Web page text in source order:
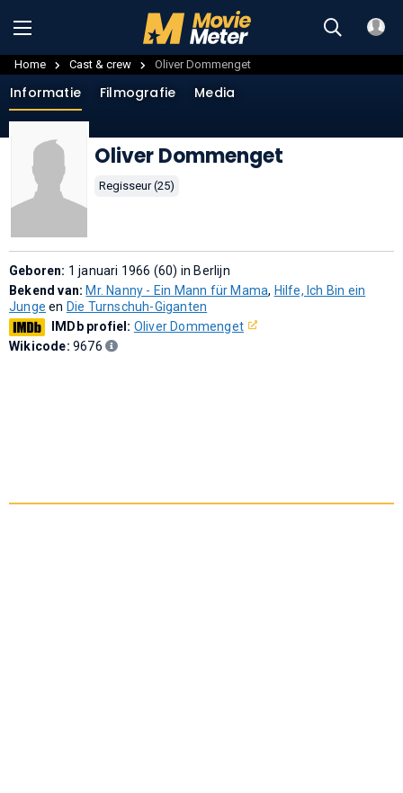
Home Cast & crew Oliver Dommenget
Informatie Filmografie Media
Oliver Dommenget
Regisseur (25)
Geboren: 1 januari 1966 (60) in Berlijn
Bekend van: Mr. Nanny - Ein Mann für Mama, Hilfe, Ich Bin ein
Junge en Die Turnschuh-Giganten
IMDb profiel: Oliver Dommenget
Wikicode: 9676